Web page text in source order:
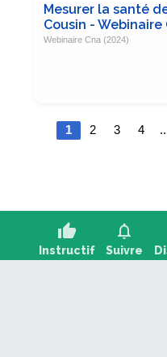
Mesurer la santé
Cousin - Webinaire
Webinaire Cna (2024)
1 2 3 4
thumb_up
Instructif
notifications
Suivre